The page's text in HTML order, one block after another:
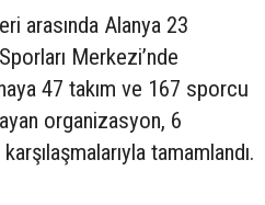
arasında Alanya 23
Merkezi’nde
47 takım ve 167 sporcu
organizasyon, 6
tamamlandı.